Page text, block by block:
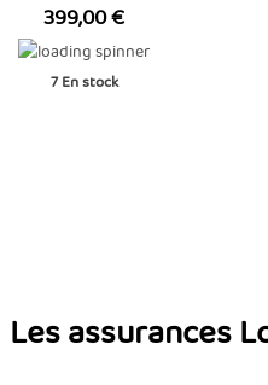
Prix
399,00 €
7En stock
Les assurances